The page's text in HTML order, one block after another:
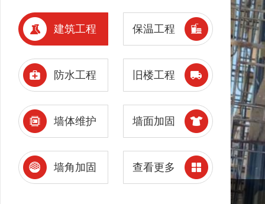
建筑工程 保温工程
防水工程 旧楼工程
墙体维护 墙面加固
墙角加固 查看更多